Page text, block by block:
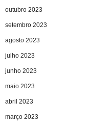
outubro 2023
setembro 2023
agosto 2023
julho 2023
junho 2023
maio 2023
abril 2023
março 2023